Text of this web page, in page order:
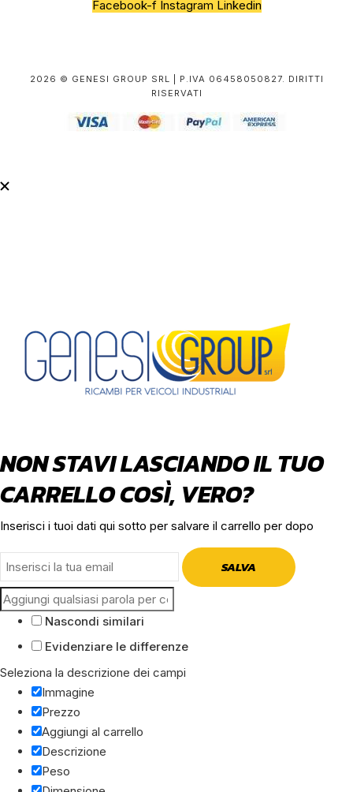
Facebook-f Instagram Linkedin
2026 © GENESI GROUP SRL | P.IVA 06458050827. DIRITTI
RISERVATI
NON STAVI LASCIANDO IL TUO
CARRELLO COSÌ, VERO?
Inserisci i tuoi dati qui sotto per salvare il carrello per dopo
SALVA
Nascondi similari
Evidenziare le differenze
Seleziona la descrizione dei campi
Immagine
Prezzo
Aggiungi al carrello
Descrizione
Peso